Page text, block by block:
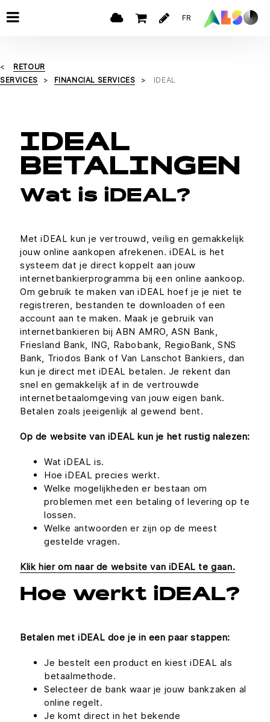
FR
RETOUR
SERVICES
FINANCIAL SERVICES IDEAL
IDEAL
BETALINGEN
Wat is iDEAL?
Met iDEAL kun je vertrouwd, veilig en gemakkelijk
jouw online aankopen afrekenen. iDEAL is het
systeem dat je direct koppelt aan jouw
internetbankierprogramma bij een online aankoop.
Om gebruik te maken van iDEAL hoef je je niet te
registreren, bestanden te downloaden of een
account aan te maken. Maak je gebruik van
internetbankieren bij ABN AMRO, ASN Bank,
Friesland Bank, ING, Rabobank, RegioBank, SNS
Bank, Triodos Bank of Van Lanschot Bankiers, dan
kun je direct met iDEAL betalen. Je rekent dan
snel en gemakkelijk af in de vertrouwde
internetbetaalomgeving van jouw eigen bank.
Betalen zoals jeeigenlijk al gewend bent.
Op de website van iDEAL kun je het rustig nalezen:
Wat iDEAL is.
Hoe iDEAL precies werkt.
Welke mogelijkheden er bestaan om
problemen met een betaling of levering op te
lossen.
Welke antwoorden er zijn op de meest
gestelde vragen.
Klik hier om naar de website van iDEAL te gaan.
Hoe werkt iDEAL?
Betalen met iDEAL doe je in een paar stappen:
Je bestelt een product en kiest iDEAL als
betaalmethode.
Selecteer de bank waar je jouw bankzaken al
online regelt.
Je komt direct in het bekende